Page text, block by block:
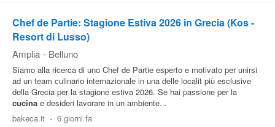
Blog
Pubblica
Chef de Partie: Stagione Estiva 2026 in Grecia (Kos -
Resort di Lusso)
Amplia - Belluno
Siamo alla ricerca di uno Chef de Partie esperto e motivato per unirsi
ad un team culinario internazionale in una delle localit più esclusive
della Grecia per la stagione estiva 2026. Se hai passione per la
cucina e desideri lavorare in un ambiente...
bakeca.it - 6 giorni fa